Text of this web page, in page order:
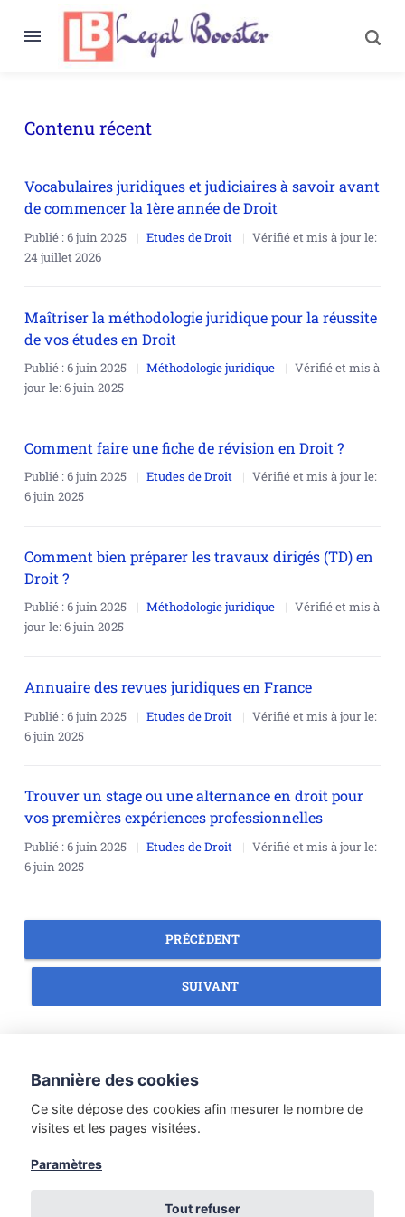
Contenu récent
Vocabulaires juridiques et judiciaires à savoir avant
de commencer la 1ère année de Droit
Publié :6 juin 2025 Etudes de Droit
Vérifié et mis à jour le:
24 juillet 2026
Maîtriser la méthodologie juridique pour la réussite
de vos études en Droit
Publié :6 juin 2025 Méthodologie juridique
Vérifié et mis à
jour le:6 juin 2025
Comment faire une fiche de révision en Droit ?
Publié :6 juin 2025 Etudes de Droit
Vérifié et mis à jour le:
6 juin 2025
Comment bien préparer les travaux dirigés (TD) en
Droit ?
Publié :6 juin 2025 Méthodologie juridique
Vérifié et mis à
jour le:6 juin 2025
Annuaire des revues juridiques en France
Publié :6 juin 2025 Etudes de Droit
Vérifié et mis à jour le:
6 juin 2025
Trouver un stage ou une alternance en droit pour
vos premières expériences professionnelles
Publié :6 juin 2025 Etudes de Droit
Vérifié et mis à jour le:
6 juin 2025
PRÉCÉDENT
SUIVANT
Droit des personnes
Méthodologie juridique
Droit du travail
🔴Mentions légales Editeur du site et directeur de la
Bannière des cookies
Ce site dépose des cookies afin mesurer le nombre de
visites et les pages visitées.
Paramètres
Tout refuser